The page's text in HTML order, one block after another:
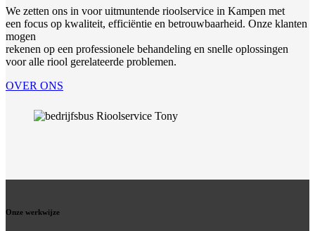
We zetten ons in voor uitmuntende rioolservice in Kampen met
een focus op kwaliteit, efficiëntie en betrouwbaarheid. Onze klanten
mogen
rekenen op een professionele behandeling en snelle oplossingen
voor alle riool gerelateerde problemen.
OVER ONS
Onze werkwijze